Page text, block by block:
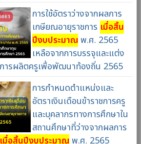
การใช้อัตราว่างจากผลการ
เกษียณอายุราชการ เมื่อสิ้น
ปีงบประมาณ พ.ศ. 2565
เหลือจากการบรรจุและแต่ง
ารผลิตครูเพื่อพัฒนาท้องถิ่น 2565
การกำหนดตำแหน่งและ
อัตราเงินเดือนข้าราชการครู
และบุคลากรทางการศึกษาใน
สถานศึกษาที่ว่างจากผลการ
เมื่อสิ้นปีงบประมาณ พ.ศ. 2565